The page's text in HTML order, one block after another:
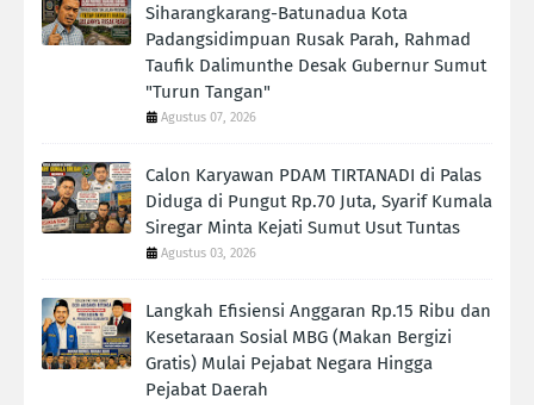
Siharangkarang-Batunadua Kota
Padangsidimpuan Rusak Parah, Rahmad
Taufik Dalimunthe Desak Gubernur Sumut
"Turun Tangan"
Agustus 07, 2026
Calon Karyawan PDAM TIRTANADI di Palas
Diduga di Pungut Rp.70 Juta, Syarif Kumala
Siregar Minta Kejati Sumut Usut Tuntas
Agustus 03, 2026
Langkah Efisiensi Anggaran Rp.15 Ribu dan
Kesetaraan Sosial MBG (Makan Bergizi
Gratis) Mulai Pejabat Negara Hingga
Pejabat Daerah